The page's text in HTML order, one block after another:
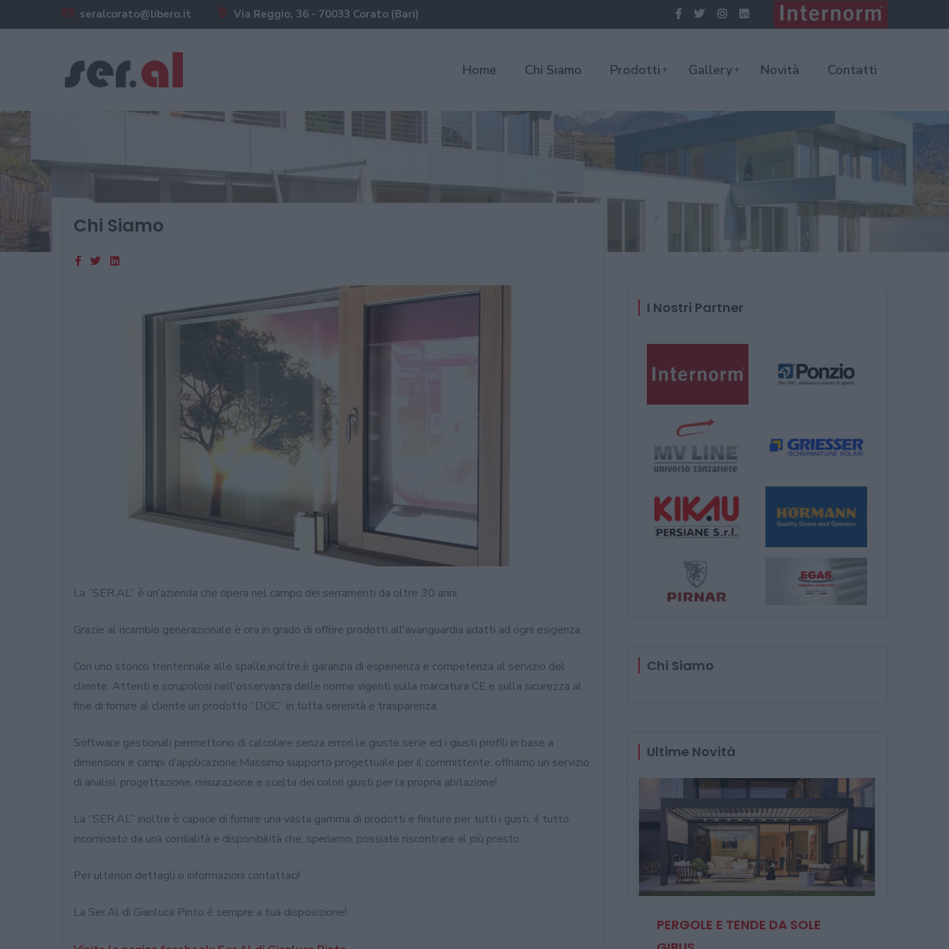
seralcorato@libero.it Via Reggio, 36 - 70033 Corato (Bari)
Home Chi Siamo Prodotti Gallery Novità Contatti
Chi Siamo
La ‘’SER.AL’’ è un’azienda che opera nel campo dei serramenti da oltre 30 anni.
Grazie al ricambio generazionale è ora in grado di offrire prodotti all'avanguardia adatti ad ogni esigenza.
Con uno storico trentennale alle spalle,inoltre,è garanzia di esperienza e competenza al servizio del
cliente. Attenti e scrupolosi nell'osservanza delle norme vigenti sulla marcatura CE e sulla sicurezza al
fine di fornire al cliente un prodotto ‘’DOC’’ in tutta serenità e trasparenza.
Software gestionali permettono di calcolare senza errori le giuste serie ed i giusti profili in base a
dimensioni e campi d’applicazione.Massimo supporto progettuale per il committente: offriamo un servizio
di analisi, progettazione, misurazione e scelta dei colori giusti per la propria abitazione!
La ‘’SER.AL’’ inoltre è capace di fornire una vasta gamma di prodotti e finiture per tutti i gusti, il tutto
incorniciato da una cordialità e disponibilità che, speriamo, possiate riscontrare al più presto.
Per ulteriori dettagli o informazioni contattaci!
La Ser.Al di Gianluca Pinto é sempre a tua disposizione!
I Nostri Partner
Chi Siamo
Ultime Novità
PERGOLE E TENDE DA SOLE